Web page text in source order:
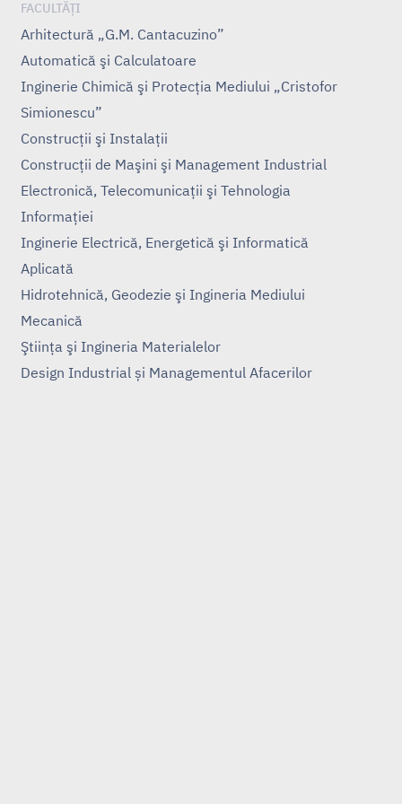
FACULTĂȚI
Arhitectură „G.M. Cantacuzino”
Automatică şi Calculatoare
Inginerie Chimică şi Protecţia Mediului „Cristofor
Simionescu”
Construcţii şi Instalaţii
Construcţii de Maşini şi Management Industrial
Electronică, Telecomunicaţii şi Tehnologia
Informaţiei
Inginerie Electrică, Energetică şi Informatică
Aplicată
Hidrotehnică, Geodezie şi Ingineria Mediului
Mecanică
Ştiinţa şi Ingineria Materialelor
Design Industrial și Managementul Afacerilor